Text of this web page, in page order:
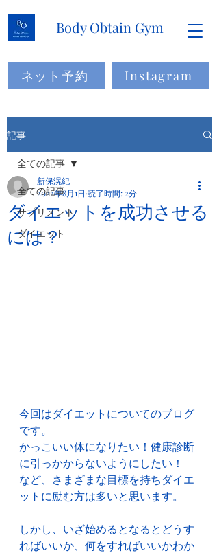
Body Obtain Gym
ネット予約 Instagram
記事
全ての記事
サプリメント
ダイエット
全ての記事
ダイエットを成功させる
には？
新保滉紀
2022年8月1日 読了時間: 2分
今回はダイエットについてのブログ
です。
かっこいい体になりたい！健康診断
に引っかからないようにしたい！
など、さまざまな目標を持ちダイエ
ットに励む方は多いと思います。
しかし、いざ始めるとなるとどうす
ればいいか、何をすればいいかわか